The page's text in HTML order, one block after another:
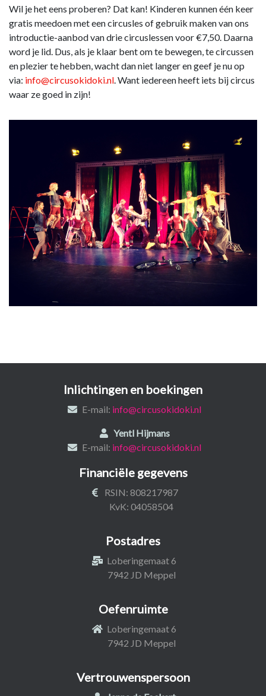
Wil je het eens proberen? Dat kan! Kinderen kunnen één keer
gratis meedoen met een circusles of gebruik maken van ons
introductie-aanbod van drie circuslessen voor €7,50. Daarna
word je lid. Dus, als je klaar bent om te bewegen, te circussen
en plezier te hebben, wacht dan niet langer en geef je nu op
via: info@circusokidoki.nl. Want iedereen heeft iets bij circus
waar ze goed in zijn!
Inlichtingen en boekingen
E-mail: info@circusokidoki.nl
Yentl Hijmans
E-mail: info@circusokidoki.nl
Financiële gegevens
RSIN: 808217987
KvK: 04058504
Oefenruimte
Loberingemaat 6
7942 JD Meppel
Postadres
Loberingemaat 6
7942 JD Meppel
Vertrouwenspersoon